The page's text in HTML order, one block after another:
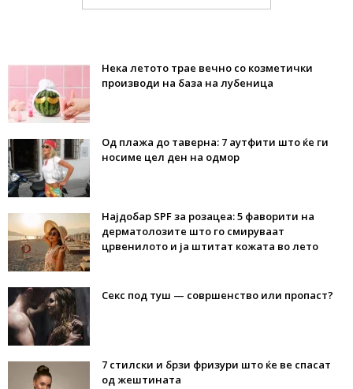
Нека летото трае вечно со козметички
производи на база на лубеница
Од плажа до таверна: 7 аутфити што ќе ги
носиме цел ден на одмор
Најдобар SPF за розацеа: 5 фаворити на
дерматолозите што го смируваат
црвенилото и ја штитат кожата во лето
Секс под туш — совршенство или пропаст?
7 стилски и брзи фризури што ќе ве спасат
од жештината